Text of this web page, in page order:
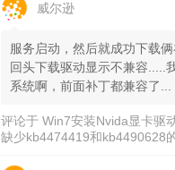
威尔逊
服务启动，然后就成功下载
回头下载驱动显示不兼容.....
系统啊，前面补丁都兼容了...
评论于Win7安装Nvida显卡驱
缺少kb4474419和kb4490628